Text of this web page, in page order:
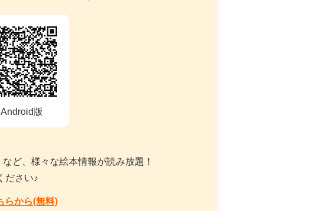
Android版
ど、様々な絵本情報が読み放題！
ださい♪
らから(無料)